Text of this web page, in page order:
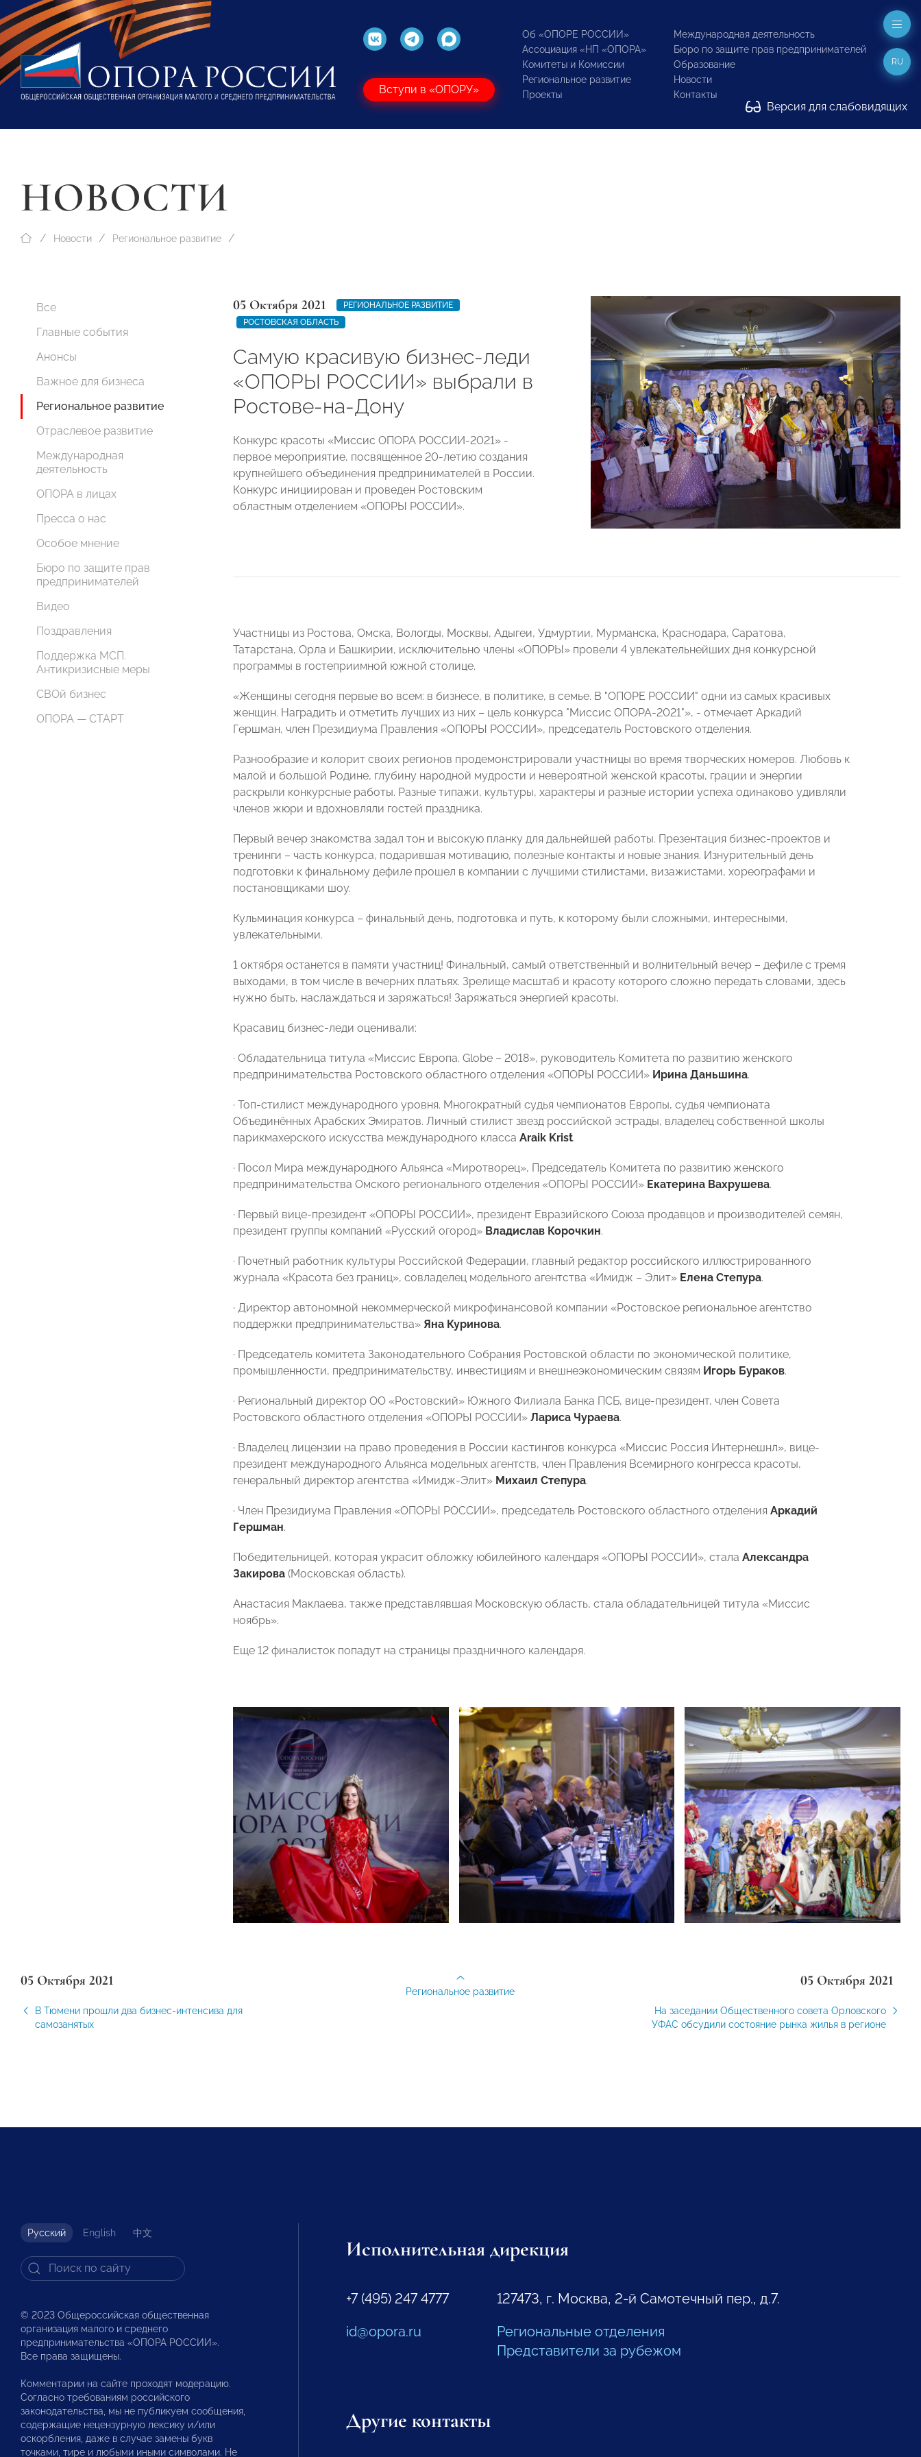
Вступи в «ОПОРУ»
Об «ОПОРЕ РОССИИ»
Ассоциация «НП «ОПОРА»
Комитеты и Комиссии
Региональное развитие
Проекты
Международная деятельность
Бюро по защите прав предпринимателей
Образование
Новости
Контакты
Версия для слабовидящих
RU
НОВОСТИ
Новости Региональное развитие
Все
Главные события
Анонсы
Важное для бизнеса
Региональное развитие
Отраслевое развитие
Международная
деятельность
ОПОРА в лицах
Пресса о нас
Особое мнение
Бюро по защите прав
предпринимателей
Видео
Поздравления
Поддержка МСП.
Антикризисные меры
СВОй бизнес
ОПОРА — СТАРТ
05 Октября 2021
РЕГИОНАЛЬНОЕ РАЗВИТИЕ
РОСТОВСКАЯ ОБЛАСТЬ
Самую красивую бизнес-леди
«ОПОРЫ РОССИИ» выбрали в
Ростове-на-Дону
Конкурс красоты «Миссис ОПОРА РОССИИ-2021» -
первое мероприятие, посвященное 20-летию создания
крупнейшего объединения предпринимателей в России.
Конкурс инициирован и проведен Ростовским
областным отделением «ОПОРЫ РОССИИ».
Участницы из Ростова, Омска, Вологды, Москвы, Адыгеи, Удмуртии, Мурманска, Краснодара, Саратова,
Татарстана, Орла и Башкирии, исключительно члены «ОПОРЫ» провели 4 увлекательнейших дня конкурсной
программы в гостеприимной южной столице.
«Женщины сегодня первые во всем: в бизнесе, в политике, в семье. В "ОПОРЕ РОССИИ" одни из самых красивых
женщин. Наградить и отметить лучших из них – цель конкурса "Миссис ОПОРА-2021"», - отмечает Аркадий
Гершман, член Президиума Правления «ОПОРЫ РОССИИ», председатель Ростовского отделения.
Разнообразие и колорит своих регионов продемонстрировали участницы во время творческих номеров. Любовь к
малой и большой Родине, глубину народной мудрости и невероятной женской красоты, грации и энергии
раскрыли конкурсные работы. Разные типажи, культуры, характеры и разные истории успеха одинаково удивляли
членов жюри и вдохновляли гостей праздника.
Первый вечер знакомства задал тон и высокую планку для дальнейшей работы. Презентация бизнес-проектов и
тренинги – часть конкурса, подарившая мотивацию, полезные контакты и новые знания. Изнурительный день
подготовки к финальному дефиле прошел в компании с лучшими стилистами, визажистами, хореографами и
постановщиками шоу.
Кульминация конкурса – финальный день, подготовка и путь, к которому были сложными, интересными,
увлекательными.
1 октября останется в памяти участниц! Финальный, самый ответственный и волнительный вечер – дефиле с тремя
выходами, в том числе в вечерних платьях. Зрелище масштаб и красоту которого сложно передать словами, здесь
нужно быть, наслаждаться и заряжаться! Заряжаться энергией красоты,
Красавиц бизнес-леди оценивали:
· Обладательница титула «Миссис Европа. Globe – 2018», руководитель Комитета по развитию женского
предпринимательства Ростовского областного отделения «ОПОРЫ РОССИИ» Ирина Даньшина.
· Топ-стилист международного уровня. Многократный судья чемпионатов Европы, судья чемпионата
Объединённых Арабских Эмиратов. Личный стилист звезд российской эстрады, владелец собственной школы
парикмахерского искусства международного класса Araik Krist.
· Посол Мира международного Альянса «Миротворец», Председатель Комитета по развитию женского
предпринимательства Омского регионального отделения «ОПОРЫ РОССИИ» Екатерина Вахрушева.
· Первый вице-президент «ОПОРЫ РОССИИ», президент Евразийского Союза продавцов и производителей семян,
президент группы компаний «Русский огород» Владислав Корочкин.
· Почетный работник культуры Российской Федерации, главный редактор российского иллюстрированного
журнала «Красота без границ», совладелец модельного агентства «Имидж – Элит» Елена Степура.
· Директор автономной некоммерческой микрофинансовой компании «Ростовское региональное агентство
поддержки предпринимательства» Яна Куринова.
· Председатель комитета Законодательного Собрания Ростовской области по экономической политике,
промышленности, предпринимательству, инвестициям и внешнеэкономическим связям Игорь Бураков.
· Региональный директор ОО «Ростовский» Южного Филиала Банка ПСБ, вице-президент, член Совета
Ростовского областного отделения «ОПОРЫ РОССИИ» Лариса Чураева.
· Владелец лицензии на право проведения в России кастингов конкурса «Миссис Россия Интернешнл», вице-
президент международного Альянса модельных агентств, член Правления Всемирного конгресса красоты,
генеральный директор агентства «Имидж-Элит» Михаил Степура.
· Член Президиума Правления «ОПОРЫ РОССИИ», председатель Ростовского областного отделения Аркадий
Гершман.
Победительницей, которая украсит обложку юбилейного календаря «ОПОРЫ РОССИИ», стала Александра
Закирова (Московская область).
Анастасия Маклаева, также представлявшая Московскую область, стала обладательницей титула «Миссис
ноябрь».
Еще 12 финалисток попадут на страницы праздничного календаря.
05 Октября 2021
В Тюмени прошли два бизнес-интенсива для
самозанятых
05 Октября 2021
На заседании Общественного совета Орловского
УФАС обсудили состояние рынка жилья в регионе
Региональное развитие
Русский English 中文
© 2023 Общероссийская общественная
организация малого и среднего
предпринимательства «ОПОРА РОССИИ».
Все права защищены.
Комментарии на сайте проходят модерацию.
Согласно требованиям российского
законодательства, мы не публикуем сообщения,
содержащие нецензурную лексику и/или
оскорбления, даже в случае замены букв
точками, тире и любыми иными символами. Не
Исполнительная дирекция
+7 (495) 247 4777
id@opora.ru
127473, г. Москва, 2-й Самотечный пер., д.7.
Региональные отделения
Представители за рубежом
Другие контакты